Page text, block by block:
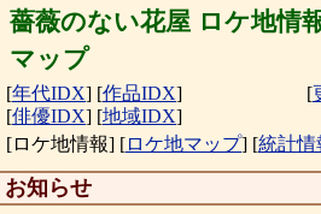
薔薇のない花屋 ロケ地情
マップ
[年代IDX] [作品IDX]
[俳優IDX] [地域IDX]
[
[ロケ地情報] [ロケ地マップ] [統計情
お知らせ